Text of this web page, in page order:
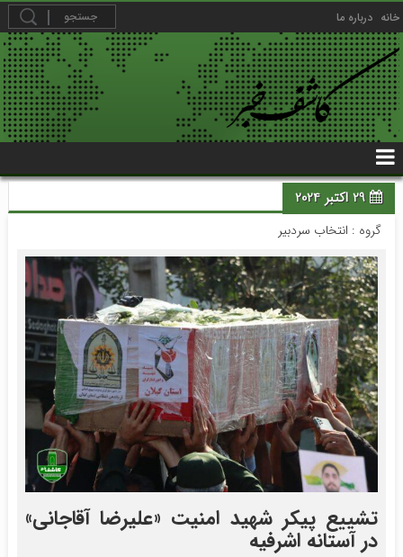
خانه درباره ما
29 اکتبر 2024
گروه : انتخاب سردبیر
تشییع پیکر شهید امنیت «علیرضا آقاجانی»
در آستانه اشرفیه